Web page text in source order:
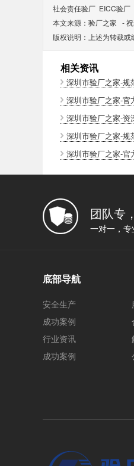
社会责任验厂 EICC验厂
本文来源： 验厂之家 -
版权说明：上述为转载
相关资讯
深圳市验厂之家-规
深圳市验厂之家-官
深圳市验厂之家-资
深圳市验厂之家-规
深圳市验厂之家-官
团队专
一对一，专
底部导航
安全生产
成功案例
行业资讯
成功案例